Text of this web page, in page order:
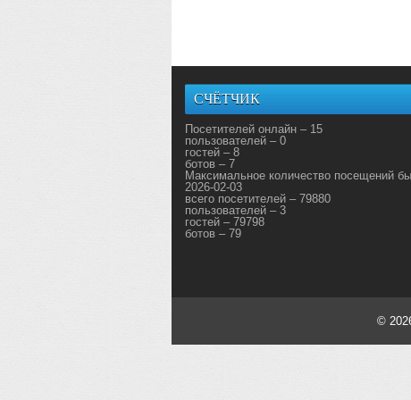
СЧЁТЧИК
Посетителей онлайн – 15
пользователей – 0
гостей – 8
ботов – 7
Максимальное количество посещений
2026-02-03
всего посетителей – 79880
пользователей – 3
гостей – 79798
ботов – 79
©